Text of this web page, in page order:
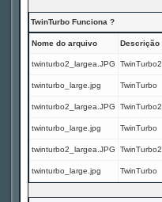
TwinTurbo Funciona ?
Nome do arquivo Descrição
twinturbo2_largea.JPG TwinTurbo2
twinturbo_large.jpg TwinTurbo
twinturbo2_largea.JPG TwinTurbo2
twinturbo_large.jpg TwinTurbo
twinturbo2_largea.JPG TwinTurbo2
twinturbo_large.jpg TwinTurbo